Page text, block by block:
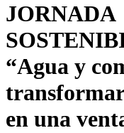
JORNADA
“Agua y
en una